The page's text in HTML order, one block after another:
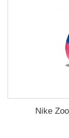
Nike